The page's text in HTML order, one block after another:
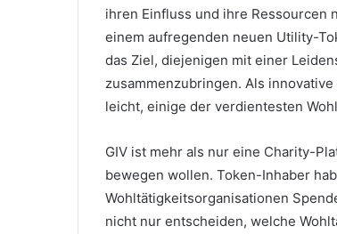
ihren Einfluss und ihre Ressourcen
einem aufregenden neuen Utility-
das Ziel, diejenigen mit einer
zusammenzubringen. Als
leicht, einige der verdientesten
GIV ist mehr als nur eine Charity-
bewegen wollen. Token-Inhaber
Wohltätigkeitsorganisationen
nicht nur entscheiden, welche